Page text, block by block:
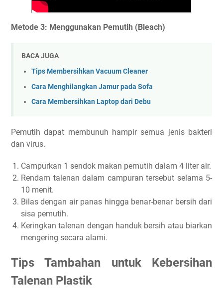
Metode 3: Menggunakan Pemutih (Bleach)
BACA JUGA
Tips Membersihkan Vacuum Cleaner
Cara Menghilangkan Jamur pada Sofa
Cara Membersihkan Laptop dari Debu
Pemutih dapat membunuh hampir semua jenis bakteri
dan virus.
Campurkan 1 sendok makan pemutih dalam 4 liter air.
Rendam talenan dalam campuran tersebut selama 5-
10 menit.
Bilas dengan air panas hingga benar-benar bersih dari
sisa pemutih.
Keringkan talenan dengan handuk bersih atau biarkan
mengering secara alami.
Tips Tambahan untuk Kebersihan
Talenan Plastik